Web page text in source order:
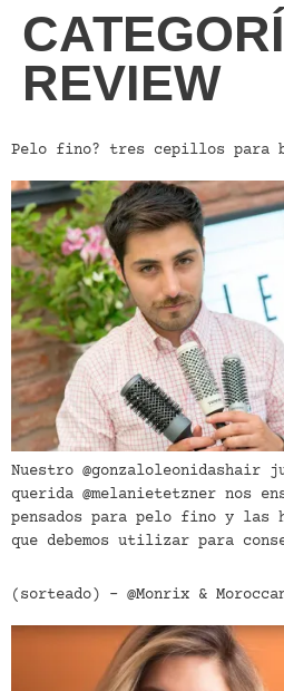
REVIEW
Pelo fino? tres cepillos
Nuestro @gonzaloleonidashair
querida @melanietetzner nos
pensados para pelo fino y las
que debemos utilizar para
(sorteado) – @Monrix &